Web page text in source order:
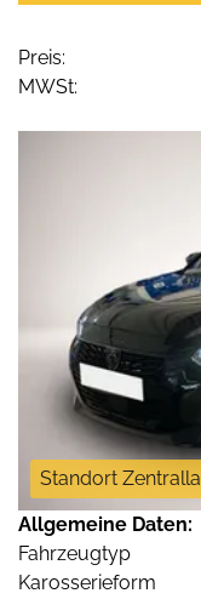
Preis:
MWSt:
Standort
Allgemeine Daten:
Fahrzeugtyp
Karosserieform